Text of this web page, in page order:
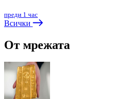
преди 1 час
Всички
От мрежата